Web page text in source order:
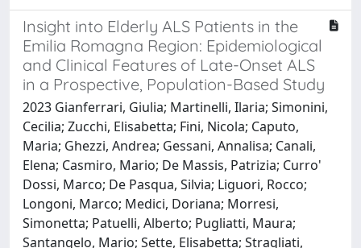
Insight into Elderly ALS Patients in the
Emilia Romagna Region: Epidemiological
and Clinical Features of Late-Onset ALS
in a Prospective, Population-Based Study
2023 Gianferrari, Giulia; Martinelli, Ilaria; Simonini,
Cecilia; Zucchi, Elisabetta; Fini, Nicola; Caputo,
Maria; Ghezzi, Andrea; Gessani, Annalisa; Canali,
Elena; Casmiro, Mario; De Massis, Patrizia; Curro'
Dossi, Marco; De Pasqua, Silvia; Liguori, Rocco;
Longoni, Marco; Medici, Doriana; Morresi,
Simonetta; Patuelli, Alberto; Pugliatti, Maura;
Santangelo, Mario; Sette, Elisabetta; Stragliati,